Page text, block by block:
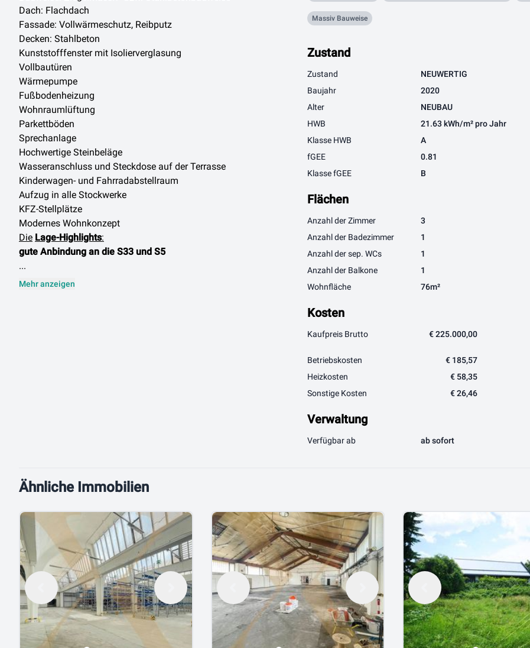
Dach: Flachdach
Fassade: Vollwärmeschutz, Reibputz
Decken: Stahlbeton
Kunststofffenster mit Isolierverglasung
Vollbautüren
Wärmepumpe
Fußbodenheizung
Wohnraumlüftung
Parkettböden
Sprechanlage
Hochwertige Steinbeläge
Wasseranschluss und Steckdose auf der Terrasse
Kinderwagen- und Fahrradabstellraum
Aufzug in alle Stockwerke
KFZ-Stellplätze
Modernes Wohnkonzept
Die Lage-Highlights:
gute Anbindung an die S33 und S5
...
Mehr anzeigen
Massiv Bauweise
Zustand
Zustand
NEUWERTIG
Baujahr
2020
Alter
NEUBAU
HWB
21.63 kWh/m² pro Jahr
Klasse HWB
A
fGEE
0.81
Klasse fGEE
B
Flächen
Anzahl der Zimmer
3
Anzahl der Badezimmer
1
Anzahl der sep. WCs
1
Anzahl der Balkone
1
Wohnfläche
76m²
Kosten
Kaufpreis Brutto € 225.000,00
Betriebskosten
€ 185,57
Heizkosten
€ 58,35
Sonstige Kosten
€ 26,46
Verwaltung
Verfügbar ab ab sofort
Ähnliche Immobilien